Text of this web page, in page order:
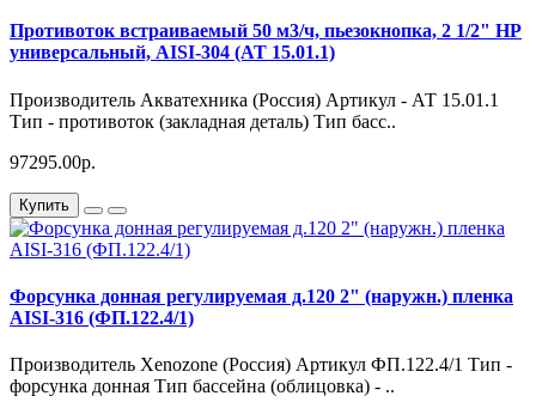
Противоток встраиваемый 50 м3/ч, пьезокнопка, 2 1/2" НР
универсальный, AISI-304 (АТ 15.01.1)
Производитель Акватехника (Россия) Артикул - АТ 15.01.1
Тип - противоток (закладная деталь) Тип басс..
97295.00р.
Купить
Форсунка донная регулируемая д.120 2" (наружн.) пленка
AISI-316 (ФП.122.4/1)
Производитель Xenozone (Россия) Артикул ФП.122.4/1 Тип -
форсунка донная Тип бассейна (облицовка) - ..